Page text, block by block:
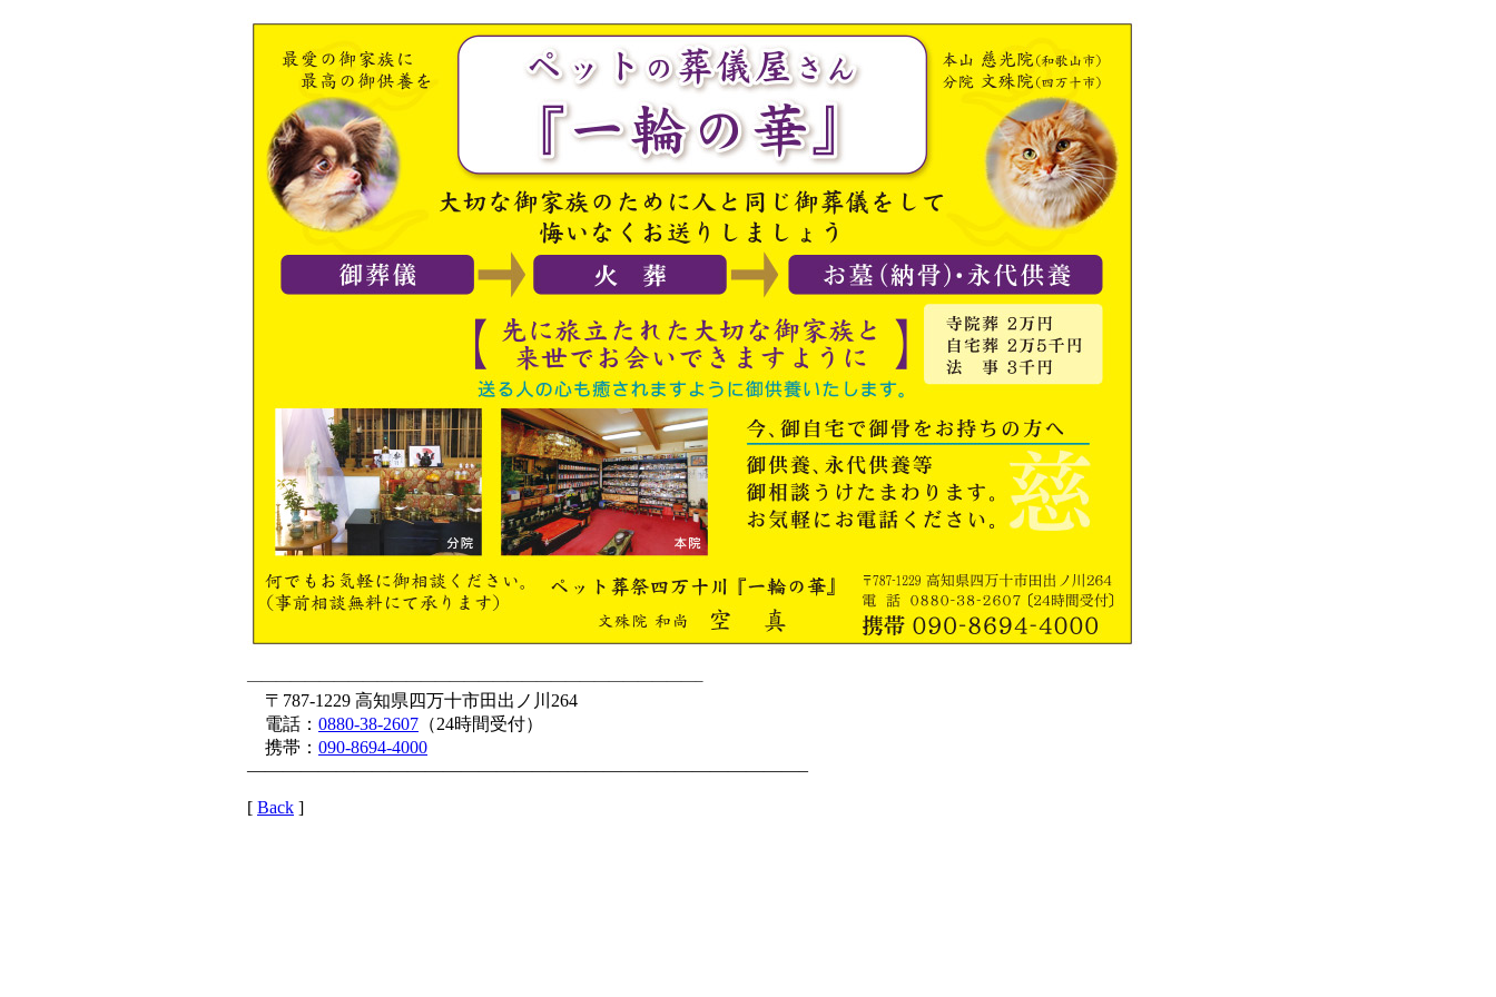
———————————————————————————————–
〒787-1229 高知県四万十市田出ノ川264
電話： 0880-38-2607 （24時間受付）
携帯： 090-8694-4000
———————————————————————————————–
[ Back ]